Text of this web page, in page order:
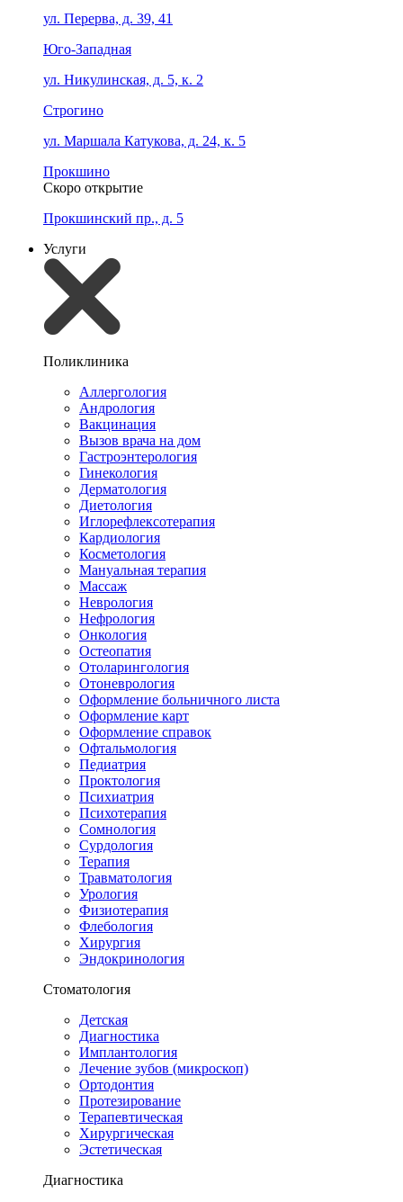
ул. Перерва, д. 39, 41
Юго-Западная
ул. Никулинская, д. 5, к. 2
Строгино
ул. Маршала Катукова, д. 24, к. 5
Прокшино
Скоро открытие
Прокшинский пр., д. 5
Услуги
Поликлиника
Аллергология
Андрология
Вакцинация
Вызов врача на дом
Гастроэнтерология
Гинекология
Дерматология
Диетология
Иглорефлексотерапия
Кардиология
Косметология
Мануальная терапия
Массаж
Неврология
Нефрология
Онкология
Остеопатия
Отоларингология
Отоневрология
Оформление больничного листа
Оформление карт
Оформление справок
Офтальмология
Педиатрия
Проктология
Психиатрия
Психотерапия
Сомнология
Сурдология
Терапия
Травматология
Урология
Физиотерапия
Флебология
Хирургия
Эндокринология
Стоматология
Детская
Диагностика
Имплантология
Лечение зубов (микроскоп)
Ортодонтия
Протезирование
Терапевтическая
Хирургическая
Эстетическая
Диагностика